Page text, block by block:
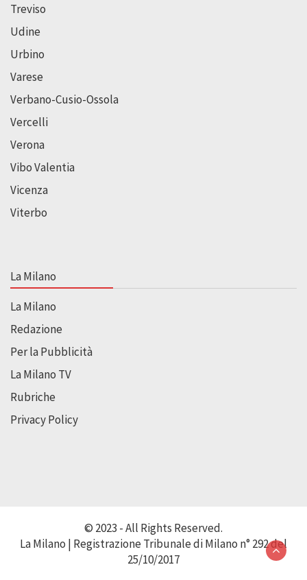
Treviso
Udine
Urbino
Varese
Verbano-Cusio-Ossola
Vercelli
Verona
Vibo Valentia
Vicenza
Viterbo
La Milano
La Milano
Redazione
Per la Pubblicità
La Milano TV
Rubriche
Privacy Policy
© 2023 - All Rights Reserved.
La Milano | Registrazione Tribunale di Milano n° 292 del
25/10/2017